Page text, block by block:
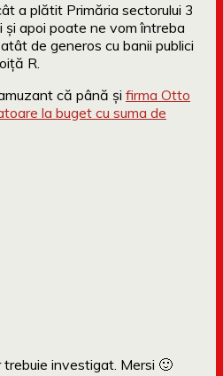
a plătit Primăria sectorului 3
apoi poate ne vom întreba
de generos cu banii publici
R.
că până şi firma Otto
la buget cu suma de
trebuie investigat. Mersi 🙂